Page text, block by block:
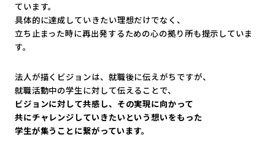
ています。
具体的に達成していきたい理想だけでなく、
立ち止まった時に再出発するための心の拠り所も提示していま
す。
法人が描くビジョンは、就職後に伝えがちですが、
就職活動中の学生に対して伝えることで、
ビジョンに対して共感し、その実現に向かって
共にチャレンジしていきたいという想いをもった
学生が集うことに繋がっています。